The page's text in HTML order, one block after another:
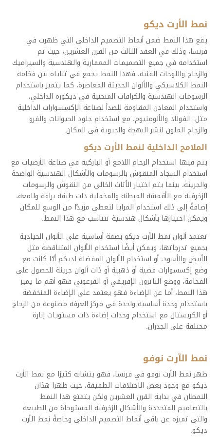
نمط الأرت ديكو
يقع هذا النمط ضمن أنماط التصميم الداخلي التي ظهرت في
فرنسا، وذلك في العقد الثالث من القرن العشرين، حيث تم
استخدامه في جميع التصميمات المعمارية والهندسية والسيراميك
والزجاج واللوحات الفنية، فهذا النمط يجمع في ثناياه بين فخامة
النمط الكلاسيكي والألوان الحديثة المعاصرة، كما يتميز باستخدام
الرسومات الهندسية والكرافات المنحنية في ديكوره الداخلي،
واستخدام المعادن المقاومة للصدأ لصناعة الإكسسوارات الداخلية
مثل: الفولاذ والألومنيوم، مع استخدام جلود الحيوانات والفرو
والزجاج الملون لنشر البهجة والحيوية في المكان.
الملامح الداخلية لنمط الأرت ديكو
يتم فيها استخدام الرخام اللامع أو الباركيه في صناعة الأرضيات مع
استخدام السجاد المنقوش بالرسومات والأشكال الهندسية الواضحة
والجريئة، بينما يتم اختيار الأثاث الخالي من النقوش والرسومات
الزخرفية مع الأقمشة المبطنة والمخملية ذات طبقة براقة ولامعة،
إضافةً إلى ذلك استخدام المرايا لتعطي مزيدًا من الوسع للمكان
ويمكن اختيارها بأشكال هندسية تتناسب مع هذا النمط.
تعتمد ألوان نمط الأرت ديكو بصفة أساسية على الألوان الحيادية
بجميع تدرجاتها، ويمكن أيضًا استخدام الألوان المتناقضة مثل
الأبيض والأسود، أو استخدام الألوان المفضلة لديكم أيّا كانت مع
وضع إكسسوارات فضية أو ذهبية أو ذات ألوان جريئة للحصول على
الفخامة، ووضع الباترون الإفريقي أو الفرعوني فهو أهم ما يميز
هذا النمط، أما عن الإضاءة فهو يعتمد على الإضاءة المنخفضة
باستخدام وحدة أساسية واحدة في مركز الغرفة مصنوعة من الزجاج
أو الكريستال مع استخدام وحدات إضاءة ذات مستويات إنارة
مختلفة على الجدران.
نمط الآرت نوفو
ظهر نمط الأرت نوفو في فرنسا، فهو يتشابه كثيرًا مع نمط الأرت
ديكو مع وجود بعض الاختلافات الطفيفة، حيث ظهرا هذان
النمطان في بداية القرن العشرين ولكن يتمتع هذا النمط
بالتصاميم المتجددة والأشكال الزخرفية المستوحاة من الطبيعة
والتي تميزه عن باقي أنماط التصميم الداخلي وخاصةً نمط الأرت
ديكو.